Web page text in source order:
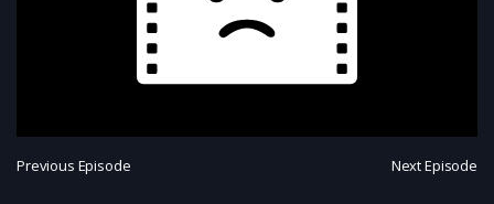
Previous Episode Next Episode